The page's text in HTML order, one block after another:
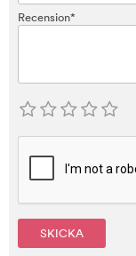
Recension*
SKICKA